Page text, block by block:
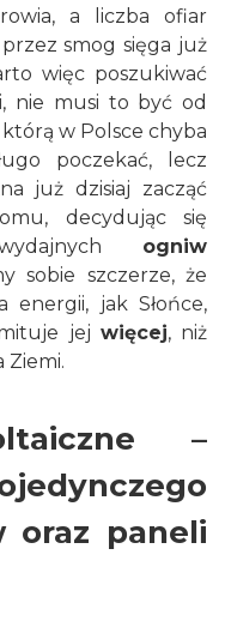
a liczba ofiar
smog sięga już
więc poszukiwać
nie musi to być od
w Polsce chyba
poczekać, lecz
już dzisiaj zacząć
decydując się
ogniw
sobie szczerze, że
energii, jak Słońce,
jej więcej, niż
Ziemi.
–
oraz paneli